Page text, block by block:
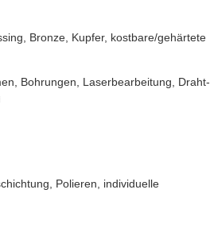
Bronze, Kupfer, kostbare/gehärtete
Bohrungen, Laserbearbeitung, Draht-
Polieren, individuelle